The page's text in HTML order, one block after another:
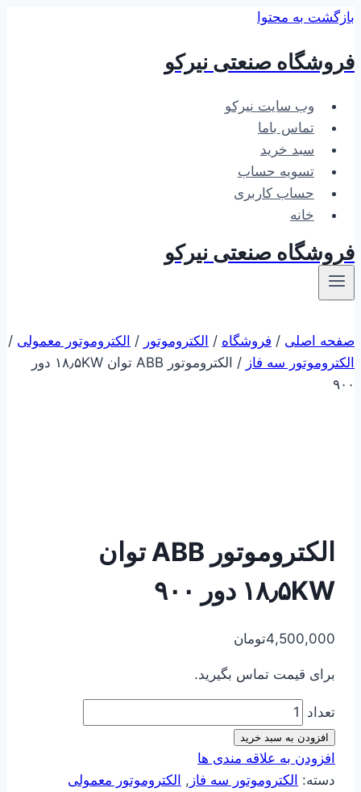
بازگشت به محتوا
فروشگاه صنعتی نیرکو
وب سایت نیرکو
تماس باما
سبد خرید
تسویه حساب
حساب کاربری
خانه
فروشگاه صنعتی نیرکو
صفحه اصلی / فروشگاه / الکتروموتور / الکتروموتور معمولی /
الکتروموتور سه فاز /
الکتروموتور ABB توان ۱۸٫۵KW دور
۹۰۰
الکتروموتور ABB توان
۱۸٫۵KW دور ۹۰۰
4,500,000تومان
برای قیمت تماس بگیرید.
تعداد
افزودن به سبد خرید
افزودن به علاقه مندی ها
دسته: الکتروموتور سه فاز , الکتروموتور معمولی